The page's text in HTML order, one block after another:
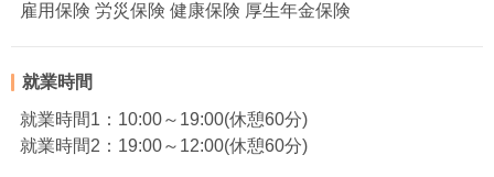
雇用保険 労災保険 健康保険 厚生年金保険
就業時間
就業時間1：10:00～19:00(休憩60分)
就業時間2：19:00～12:00(休憩60分)